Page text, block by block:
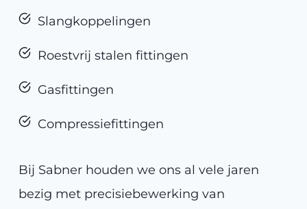
Slangkoppelingen
Roestvrij stalen fittingen
Gasfittingen
Compressiefittingen
Bij Sabner houden we ons al vele jaren
bezig met precisiebewerking van